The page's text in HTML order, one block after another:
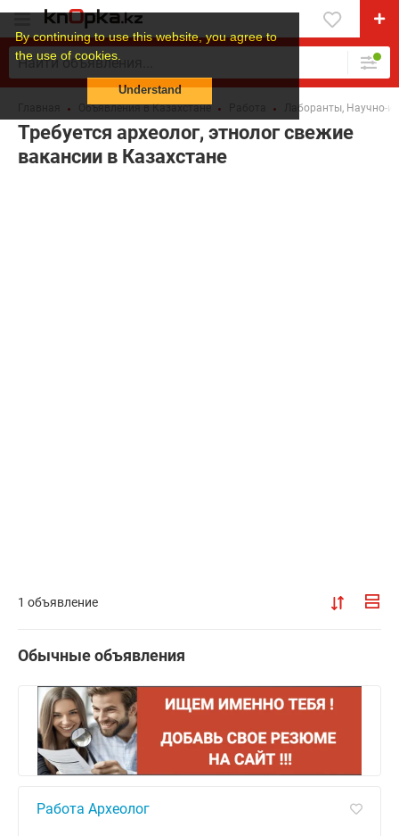
By continuing to use this website, you agree to
the use of cookies.
Understand
Объявления в Казахстане Лаборанты, Научно-
Требуется археолог, этнолог свежие
вакансии в Казахстане
1 объявление
Обычные объявления
Работа Археолог